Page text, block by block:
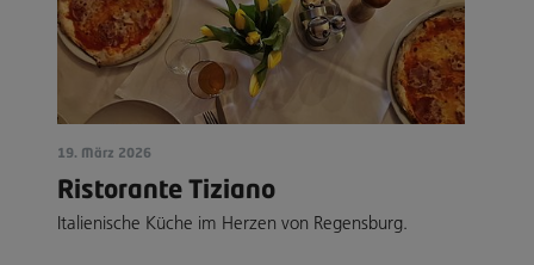
19. März 2026
Ristorante Tiziano
Italienische Küche im Herzen von Regensburg.